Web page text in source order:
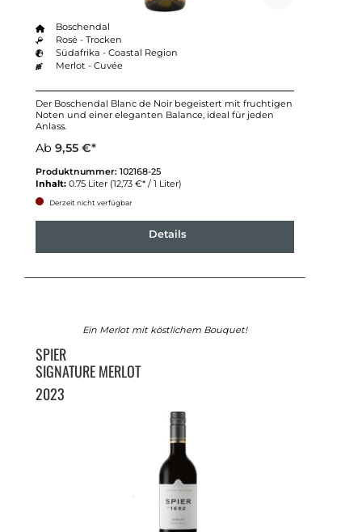
Boschendal
Rosé - Trocken
Südafrika - Coastal Region
Merlot - Cuvée
Der Boschendal Blanc de Noir begeistert mit fruchtigen
Noten und einer eleganten Balance, ideal für jeden
Anlass.
Ab 9,55 €*
Produktnummer: 102168-25
Inhalt: 0.75 Liter (12,73 €* / 1 Liter)
Derzeit nicht verfügbar
Details
Ein Merlot mit köstlichem Bouquet!
SPIER
SIGNATURE MERLOT
2023